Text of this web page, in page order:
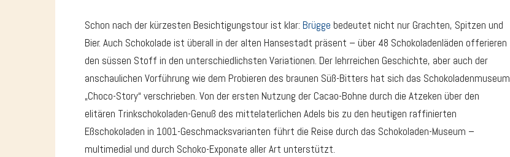
Schon nach der kürzesten Besichtigungstour ist klar: Brügge bedeutet nicht nur Grachten, Spitzen und
Bier. Auch Schokolade ist überall in der alten Hansestadt präsent – über 48 Schokoladenläden offerieren
den süssen Stoff in den unterschiedlichsten Variationen. Der lehrreichen Geschichte, aber auch der
anschaulichen Vorführung wie dem Probieren des braunen Süß-Bitters hat sich das Schokoladenmuseum
„Choco-Story“ verschrieben. Von der ersten Nutzung der Cacao-Bohne durch die Atzeken über den
elitären Trinkschokoladen-Genuß des mittelaterlichen Adels bis zu den heutigen raffinierten
Eßschokoladen in 1001-Geschmacksvarianten führt die Reise durch das Schokoladen-Museum –
multimedial und durch Schoko-Exponate aller Art unterstützt.